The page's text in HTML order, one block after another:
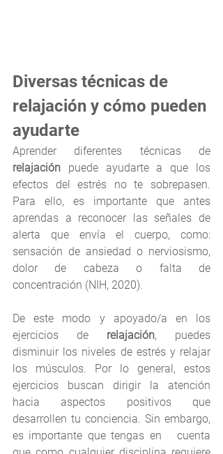
Diversas técnicas de
relajación y cómo pueden
ayudarte
relajación puede ayudarte a que los
efectos del estrés no te sobrepasen.
Para ello, es importante que antes
aprendas a reconocer las señales de
alerta que envía el cuerpo, como:
sensación de ansiedad o nerviosismo,
dolor de cabeza o falta de
concentración (NIH, 2020).
De este modo y apoyado/a en los
ejercicios de relajación, puedes
disminuir los niveles de estrés y relajar
los músculos. Por lo general, estos
ejercicios buscan dirigir la atención
hacia aspectos positivos que
desarrollen tu conciencia. Sin embargo,
es importante que tengas en   cuenta